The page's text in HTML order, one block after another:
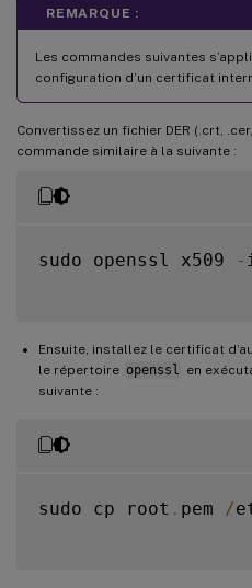
REMARQUE :
Les commandes suivantes
configuration d’un certificat
Convertissez un fichier DER (.crt,
commande similaire à la suivante :
sudo openssl x509 -
Ensuite, installez le certificat
le répertoire openssl
en
suivante :
sudo cp root . pem /